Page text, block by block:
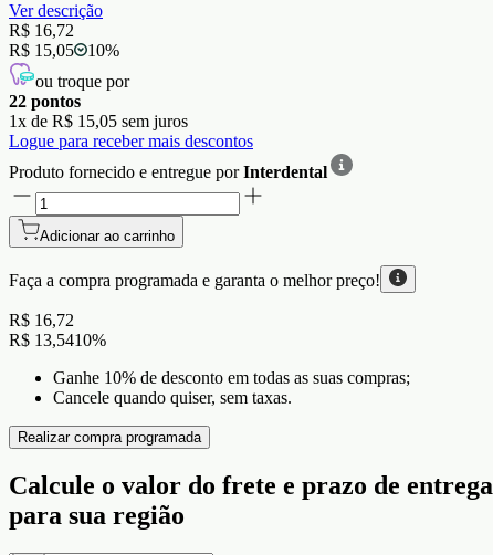
Ver descrição
R$ 16,72
R$ 15,05
10%
ou troque por
22 pontos
1x de R$ 15,05 sem juros
Logue para receber mais descontos
Produto fornecido e entregue porInterdental
Adicionar ao carrinho
Faça a compra programada e garanta o melhor preço!
R$ 16,72
R$ 13,5410%
Ganhe 10% de desconto em todas as suas compras;
Cancele quando quiser, sem taxas.
Realizar compra programada
Calcule o valor do frete e prazo de entrega
para sua região